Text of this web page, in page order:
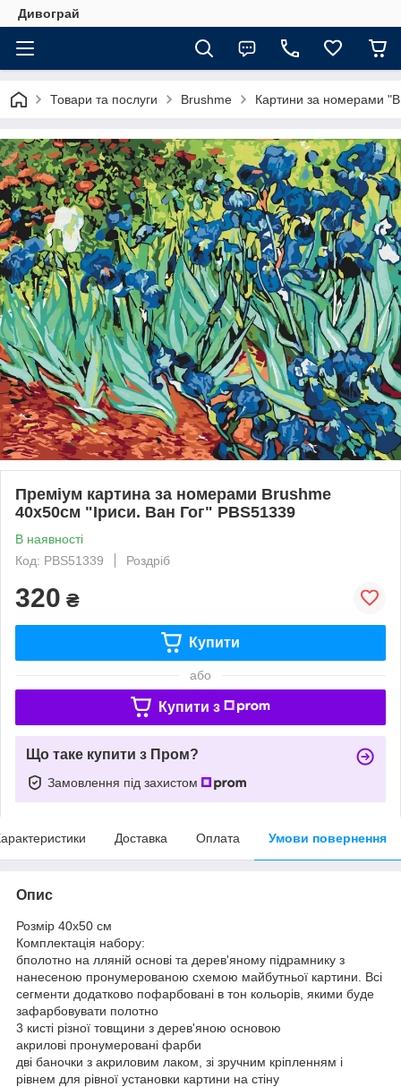
Дивограй
Товари та послуги Brushme Картини за номерами
Преміум картина за номерами Brushme
40x50см "Іриси. Ван Гог" PBS51339
В наявності
Код: PBS51339
Роздріб
320 ₴
Купити
або
Купити з
Що таке купити з Пром?
Замовлення під захистом
Доставка Оплата Умови повернення
Опис
Розмір 40x50 см
Комплектація набору:
бполотно на лляній основі та дерев'яному підрамнику з
нанесеною пронумерованою схемою майбутньої картини. Всі
сегменти додатково пофарбовані в тон кольорів, якими буде
зафарбовувати полотно
3 кисті різної товщини з дерев'яною основою
акрилові пронумеровані фарби
дві баночки з акриловим лаком, зі зручним кріпленням і
рівнем для рівної установки картини на стіну